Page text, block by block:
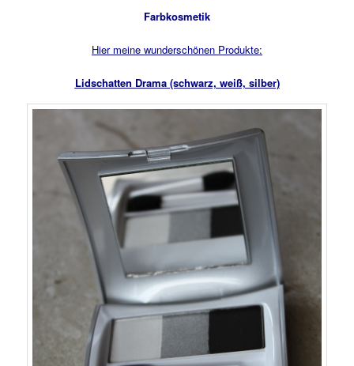
Farbkosmetik
Hier meine wunderschönen Produkte:
Lidschatten Drama (schwarz, weiß, silber)